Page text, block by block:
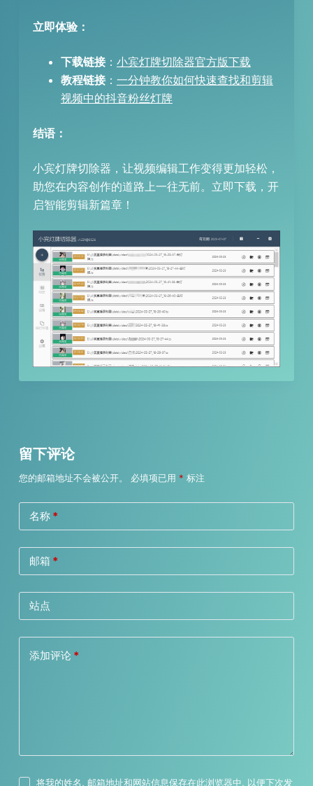
立即体验：
下载链接： 小宾灯牌切除器官方版下载
教程链接： 一分钟教你如何快速查找和剪辑
视频中的抖音粉丝灯牌
结语：
小宾灯牌切除器，让视频编辑工作变得更加轻松，
助您在内容创作的道路上一往无前。立即下载，开
启智能剪辑新篇章！
留下评论
您的邮箱地址不会被公开。 必填项已用 * 标注
名称*
邮箱 *
站点
添加评论 *
将我的姓名, 邮箱地址和网站信息保存在此浏览器中, 以便下次发